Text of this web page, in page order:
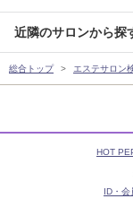
近隣のサロンから探
総合トップ エステサロン
HOT
ID・会